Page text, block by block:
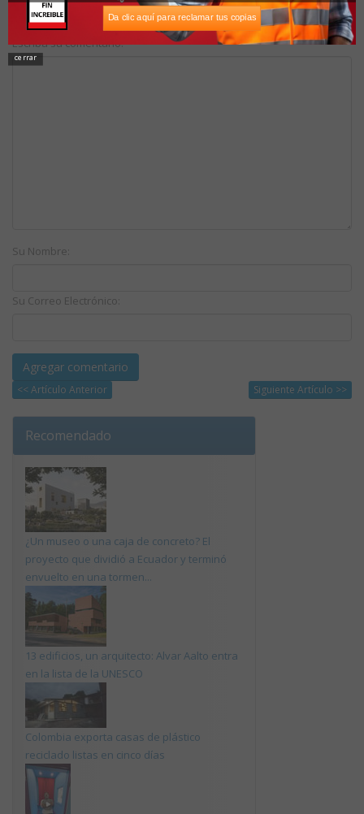
Escriba su comentario:
Su Nombre:
Su Correo Electrónico:
<< Artículo Anterior Siguiente Artículo >>
Recomendado
¿Un museo o una caja de concreto? El
proyecto que dividió a Ecuador y terminó
envuelto en una tormen...
13 edificios, un arquitecto: Alvar Aalto entra
en la lista de la UNESCO
Colombia exporta casas de plástico
reciclado listas en cinco días
cerrar
Da clic aquí para reclamar tus copias